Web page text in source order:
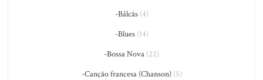
-Bálcãs(4)
-Blues(14)
-Bossa Nova (22)
-Canção francesa (Chanson)(5)